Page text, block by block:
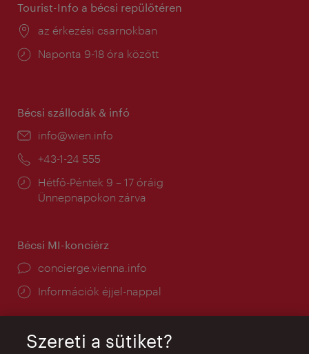
Tourist-Info a bécsi repülőtéren
Helyszín:
az érkezési csarnokban
Nyitva
Naponta 9-18 óra között
Bécsi szállodák & infó
E-
info@wien.info
Telefon:
+43-1-24 555
Nyitva
tartás:
Hétfő-Péntek 9 – 17 óráig
Ünnepnapokon zárva
Bécsi MI-konciérz
concierge.vienna.info
Információk éjjel-nappal
Szereti a sütiket?